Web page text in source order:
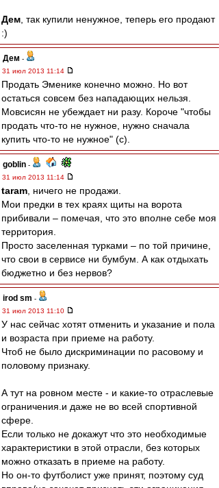
Дем , так купили ненужное, теперь его продают
:)
Дем -
31 июл 2013 11:14
Продать Эменике конечно можно. Но вот
остаться совсем без нападающих нельзя.
Мовсисян не убеждает ни разу. Короче "чтобы
продать что-то не нужное, нужно сначала
купить что-то не нужное" (с).
goblin -
31 июл 2013 11:14
taram , ничего не продажи.
Мои предки в тех краях щиты на ворота
прибивали – помечая, что это вполне себе моя
территория.
Просто заселенная турками – по той причине,
что свои в сервисе ни бумбум. А как отдыхать
бюджетно и без нервов?
irod sm -
31 июл 2013 11:10
У нас сейчас хотят отменить и указание и пола
и возраста при приеме на работу.
Чтоб не было дискриминации по расовому и
половому признаку.
А тут на ровном месте - и какие-то отраслевые
ограничения.и даже не во всей спортивной
сфере.
Если только не докажут что это необходимые
характеристики в этой отрасли, без которых
можно отказать в приеме на работу.
Но он-то футболист уже принят, поэтому суд